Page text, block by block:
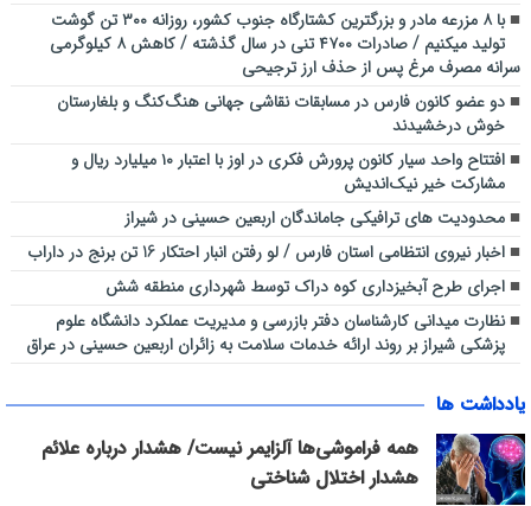
با ۸ مزرعه مادر و بزرگترین کشتارگاه جنوب کشور، روزانه ۳۰۰ تن گوشت
تولید میکنیم / صادرات ۴۷۰۰ تنی در سال گذشته / کاهش ۸ کیلوگرمی
سرانه مصرف مرغ پس از حذف ارز ترجیحی
دو عضو کانون فارس در مسابقات نقاشی جهانی هنگ‌کنگ و بلغارستان
خوش درخشیدند
افتتاح واحد سیار کانون پرورش فکری در اوز با اعتبار ۱۰ میلیارد ریال و
مشارکت خیر نیک‌اندیش
محدودیت های ترافیکی جاماندگان اربعین حسینی در شیراز
اخبار نیروی انتظامی استان فارس / لو رفتن انبار احتکار 16 تن برنج در داراب
اجرای طرح آبخیزداری کوه دراک توسط شهرداری منطقه شش
نظارت میدانی کارشناسان دفتر بازرسی و مدیریت عملکرد دانشگاه علوم
پزشکی شیراز بر روند ارائه خدمات سلامت به زائران اربعین حسینی در عراق
یادداشت ها
همه فراموشی‌ها آلزایمر نیست/ هشدار درباره علائم
هشدار اختلال شناختی